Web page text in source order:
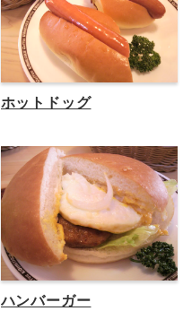
ホットドッグ
ハンバーガー